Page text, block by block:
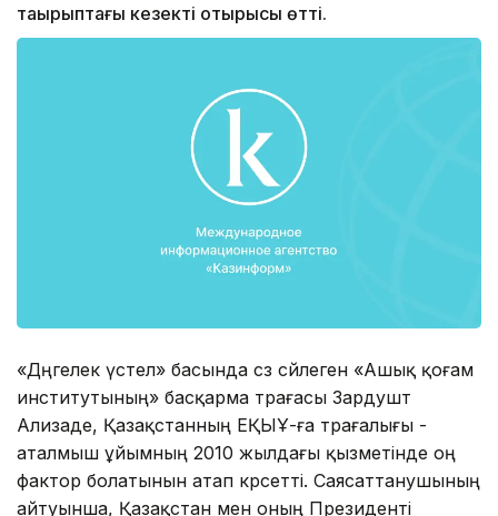
тақырыптағы кезекті отырысы өтті.
«Дөңгелек үстел» басында сөз сөйлеген «Ашық қоғам
институтының» басқарма төрағасы Зардушт
Ализаде, Қазақстанның ЕҚЫҰ-ға төрағалығы -
аталмыш ұйымның 2010 жылдағы қызметінде оң
фактор болатынын атап көрсетті. Саясаттанушының
айтуынша, Қазақстан мен оның Президенті